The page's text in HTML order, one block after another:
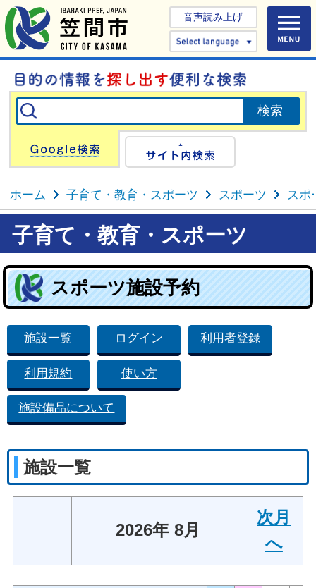
音声読み上げ
Select
Google検索
ホーム 子育て・教育・スポーツ スポーツ スポ
子育て・教育・スポーツ
スポーツ施設予約
施設一覧 ログイン 利用者登録
利用規約 使い方
施設備品について
施設一覧
2026年 8月
次月
へ